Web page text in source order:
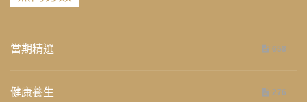
當期精選 658
健康養生 276